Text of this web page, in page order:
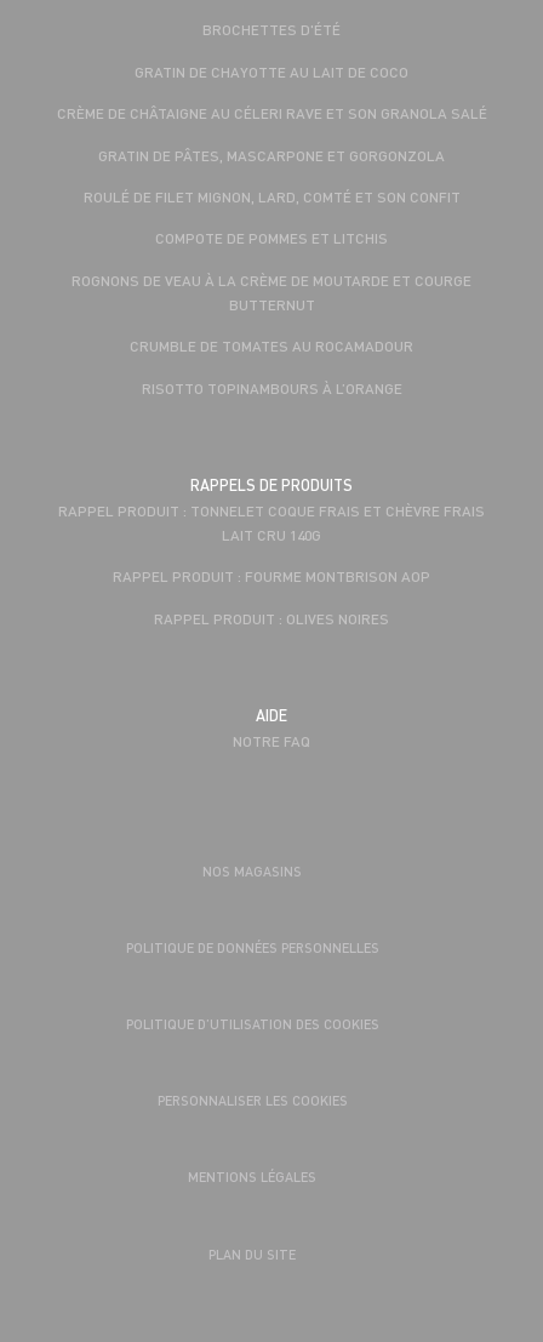
BROCHETTES D'ÉTÉ
GRATIN DE CHAYOTTE AU LAIT DE COCO
CRÈME DE CHÂTAIGNE AU CÉLERI RAVE ET SON GRANOLA SALÉ
GRATIN DE PÂTES, MASCARPONE ET GORGONZOLA
ROULÉ DE FILET MIGNON, LARD, COMTÉ ET SON CONFIT
COMPOTE DE POMMES ET LITCHIS
ROGNONS DE VEAU À LA CRÈME DE MOUTARDE ET COURGE
BUTTERNUT
CRUMBLE DE TOMATES AU ROCAMADOUR
RISOTTO TOPINAMBOURS À L’ORANGE
RAPPELS DE PRODUITS
RAPPEL PRODUIT : TONNELET COQUE FRAIS ET CHÈVRE FRAIS
LAIT CRU 140G
RAPPEL PRODUIT : FOURME MONTBRISON AOP
RAPPEL PRODUIT : OLIVES NOIRES
AIDE
NOTRE FAQ
NOS MAGASINS
POLITIQUE DE DONNÉES PERSONNELLES
POLITIQUE D’UTILISATION DES COOKIES
PERSONNALISER LES COOKIES
MENTIONS LÉGALES
PLAN DU SITE